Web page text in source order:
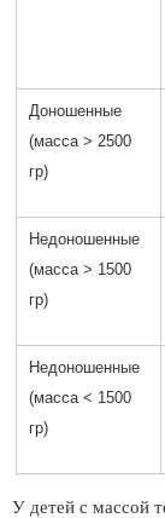
Доношенные
(масса > 2500
гр)
Недоношенные
(масса > 1500
гр)
Недоношенные
(масса < 1500
гр)
У детей с массой